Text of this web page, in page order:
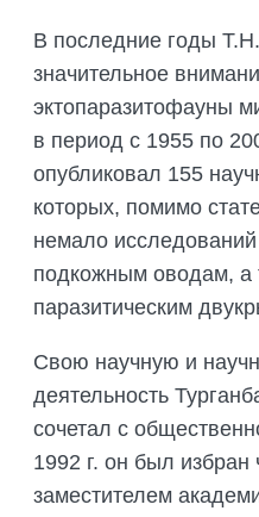
В последние годы Т.Н.
значительное
эктопаразитофауны
в период с 1955 по
опубликовал 155
которых, помимо
немало
подкожным оводам, а
паразитическим
Свою научную и
деятельность
сочетал с
1992 г. он был
заместителем